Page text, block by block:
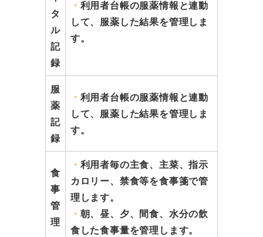
タ
ル
記
録
・ 利用者台帳の服薬情報と連動
して、服薬した結果を管理しま
す。
服
薬
記
録
・ 利用者台帳の服薬情報と連動
して、服薬した結果を管理しま
す。
食
事
管
理
・ 利用者毎の主食、主菜、指示
カロリー、禁食等を食事箋で管
理します。
・ 朝、昼、夕、間食、水分の飲
食した食事量を管理します。